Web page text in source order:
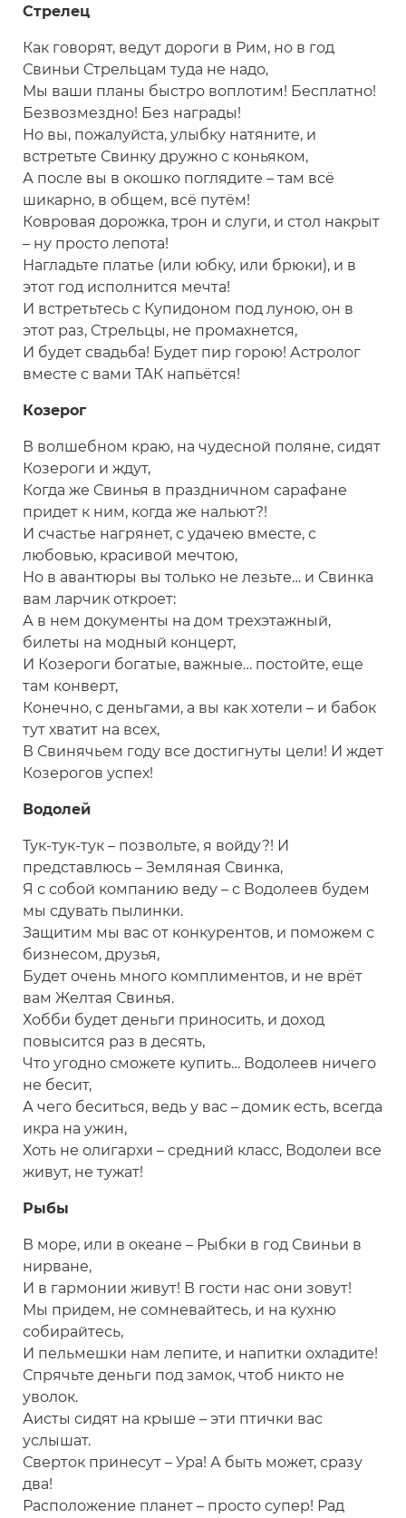
Стрелец
Как говорят, ведут дороги в Рим, но в год
Свиньи Стрельцам туда не надо,
Мы ваши планы быстро воплотим! Бесплатно!
Безвозмездно! Без награды!
Но вы, пожалуйста, улыбку натяните, и
встретьте Свинку дружно с коньяком,
А после вы в окошко поглядите – там всё
шикарно, в общем, всё путём!
Ковровая дорожка, трон и слуги, и стол накрыт
– ну просто лепота!
Нагладьте платье (или юбку, или брюки), и в
этот год исполнится мечта!
И встретьтесь с Купидоном под луною, он в
этот раз, Стрельцы, не промахнется,
И будет свадьба! Будет пир горою! Астролог
вместе с вами ТАК напьётся!
Козерог
В волшебном краю, на чудесной поляне, сидят
Козероги и ждут,
Когда же Свинья в праздничном сарафане
придет к ним, когда же нальют?!
И счастье нагрянет, с удачею вместе, с
любовью, красивой мечтою,
Но в авантюры вы только не лезьте… и Свинка
вам ларчик откроет:
А в нем документы на дом трехэтажный,
билеты на модный концерт,
И Козероги богатые, важные… постойте, еще
там конверт,
Конечно, с деньгами, а вы как хотели – и бабок
тут хватит на всех,
В Свинячьем году все достигнуты цели! И ждет
Козерогов успех!
Водолей
Тук-тук-тук – позвольте, я войду?! И
представлюсь – Земляная Свинка,
Я с собой компанию веду – с Водолеев будем
мы сдувать пылинки.
Защитим мы вас от конкурентов, и поможем с
бизнесом, друзья,
Будет очень много комплиментов, и не врёт
вам Желтая Свинья.
Хобби будет деньги приносить, и доход
повысится раз в десять,
Что угодно сможете купить… Водолеев ничего
не бесит,
А чего беситься, ведь у вас – домик есть, всегда
икра на ужин,
Хоть не олигархи – средний класс, Водолеи все
живут, не тужат!
Рыбы
В море, или в океане – Рыбки в год Свиньи в
нирване,
И в гармонии живут! В гости нас они зовут!
Мы придем, не сомневайтесь, и на кухню
собирайтесь,
И пельмешки нам лепите, и напитки охладите!
Спрячьте деньги под замок, чтоб никто не
уволок.
Аисты сидят на крыше – эти птички вас
услышат.
Сверток принесут – Ура! А быть может, сразу
два!
Расположение планет – просто супер! Рад